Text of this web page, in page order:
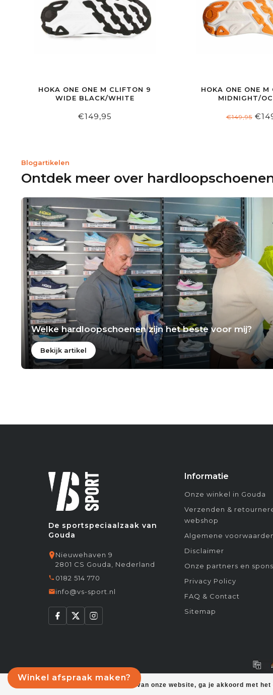
Winkel afspraak maken?
HOKA ONE ONE M CLIFTON 9
WIDE BLACK/WHITE
€149,95
HOKA ONE ONE M
MIDNIGHT/
€149,95
Blogartikelen
Ontdek meer over
Welke hardloopschoenen zijn het beste voor mij?
Bekijk artikel
Door het gebruiken van onze website, ga je akkoord met
De sportspeciaalzaak van
Gouda
Nieuwehaven 9
2801 CS Gouda, Nederland
0182 514 770
info@vs-sport.nl
Informatie
Onze winkel in Gouda
Verzenden &
webshop
Algemene
Disclaimer
Onze partners en
Privacy Policy
FAQ & Contact
Sitemap